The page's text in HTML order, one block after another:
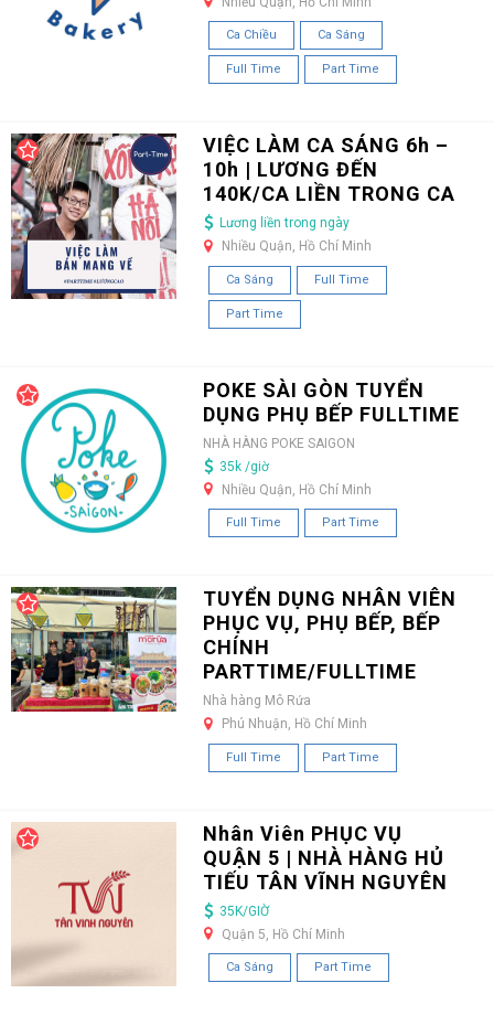
Ca Chiều Ca Sáng
Full Time Part Time
VIỆC LÀM CA SÁNG 6h –
10h | LƯƠNG ĐẾN
140K/CA LIỀN TRONG CA
Lương liền trong ngày
Nhiều Quận, Hồ Chí Minh
Ca Sáng Full Time
Part Time
POKE SÀI GÒN TUYỂN
DỤNG PHỤ BẾP FULLTIME
NHÀ HÀNG POKE SAIGON
35k /giờ
Nhiều Quận, Hồ Chí Minh
Full Time Part Time
TUYỂN DỤNG NHÂN VIÊN
PHỤC VỤ, PHỤ BẾP, BẾP
CHÍNH
PARTTIME/FULLTIME
Nhà hàng Mô Rứa
Phú Nhuận, Hồ Chí Minh
Full Time Part Time
Nhân Viên PHỤC VỤ
QUẬN 5 | NHÀ HÀNG HỦ
TIẾU TÂN VĨNH NGUYÊN
35K/GIỜ
Quận 5, Hồ Chí Minh
Ca Sáng Part Time